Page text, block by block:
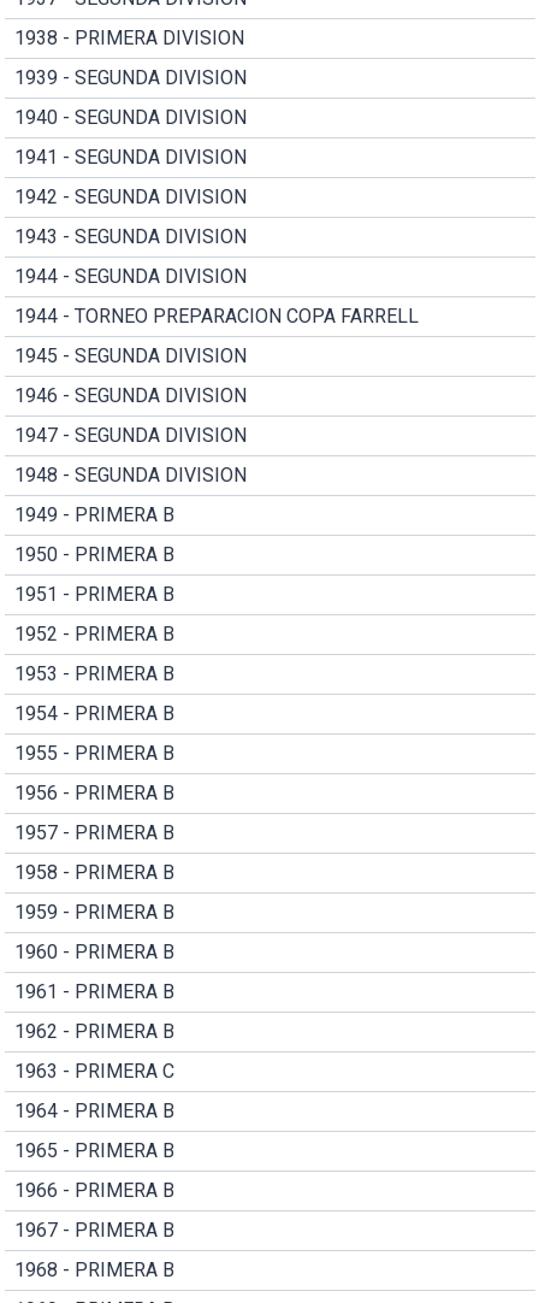
1938 - PRIMERA DIVISION
1939 - SEGUNDA DIVISION
1940 - SEGUNDA DIVISION
1941 - SEGUNDA DIVISION
1942 - SEGUNDA DIVISION
1943 - SEGUNDA DIVISION
1944 - SEGUNDA DIVISION
1944 - TORNEO PREPARACION COPA FARRELL
1945 - SEGUNDA DIVISION
1946 - SEGUNDA DIVISION
1947 - SEGUNDA DIVISION
1948 - SEGUNDA DIVISION
1949 - PRIMERA B
1950 - PRIMERA B
1951 - PRIMERA B
1952 - PRIMERA B
1953 - PRIMERA B
1954 - PRIMERA B
1955 - PRIMERA B
1956 - PRIMERA B
1957 - PRIMERA B
1958 - PRIMERA B
1959 - PRIMERA B
1960 - PRIMERA B
1961 - PRIMERA B
1962 - PRIMERA B
1963 - PRIMERA C
1964 - PRIMERA B
1965 - PRIMERA B
1966 - PRIMERA B
1967 - PRIMERA B
1968 - PRIMERA B